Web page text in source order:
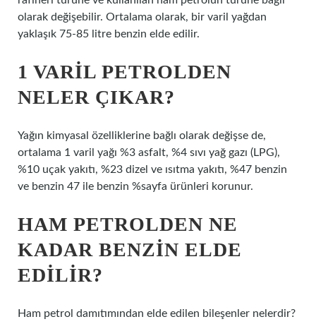
olarak değişebilir. Ortalama olarak, bir varil yağdan
yaklaşık 75-85 litre benzin elde edilir.
1 VARIL PETROLDEN
NELER ÇIKAR?
Yağın kimyasal özelliklerine bağlı olarak değişse de,
ortalama 1 varil yağı %3 asfalt, %4 sıvı yağ gazı (LPG),
%10 uçak yakıtı, %23 dizel ve ısıtma yakıtı, %47 benzin
ve benzin 47 ile benzin %sayfa ürünleri korunur.
HAM PETROLDEN NE
KADAR BENZIN ELDE
EDILIR?
Ham petrol damıtımından elde edilen bileşenler nelerdir?